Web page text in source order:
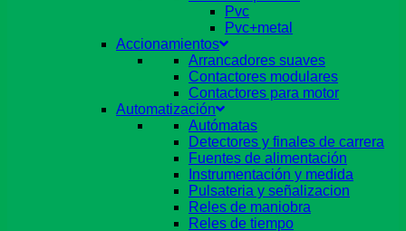
Pvc
Pvc+metal
Accionamientos
Arrancadores suaves
Contactores modulares
Contactores para motor
Automatización
Autómatas
Detectores y finales de carrera
Fuentes de alimentación
Instrumentación y medida
Pulsateria y señalizacion
Reles de maniobra
Reles de tiempo